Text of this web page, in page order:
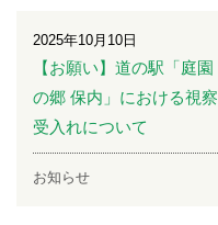
2025年10月10日
【お願い】道の駅「庭園
の郷 保内」における視察
受入れについて
お知らせ